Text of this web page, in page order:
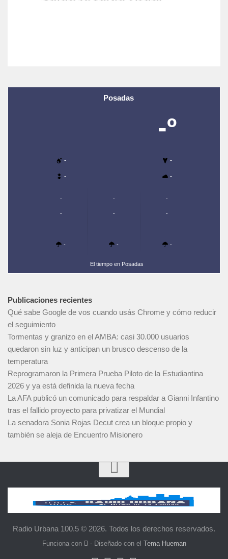
Posadas
-º
- -
- -
-
-
-
-
-
-
-
-
-
El tiempo en Posadas
Publicaciones recientes
Qué sabe Google de vos cuando usás Chrome y cómo reducir
el seguimiento
Tormentas y granizo en el AMBA: casi 30.000 usuarios
quedaron sin luz y anticipan un brusco descenso de la
temperatura
Reprogramaron la Primera Prueba Piloto de la Estudiantina
2026 y ya está definida la nueva fecha
La AFA publicó un comunicado para respaldar a Gianni Infantino
tras el fallido proyecto para privatizar el Mundial
La senadora Sonia Rojas Decut crea un bloque propio y
también se aleja de Encuentro Misionero
Radio Urbana 100.5 © 2026. Todos los derechos reservados.
Funciona con - Diseñado con el Tema Hueman